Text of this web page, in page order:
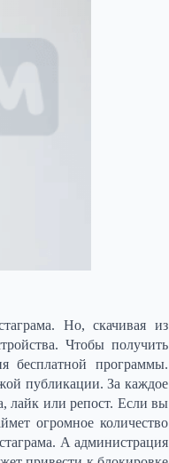
Но, скачивая из
Чтобы получить
бесплатной программы.
публикации. За каждое
лайк или репост. Если вы
огромное количество
А администрация